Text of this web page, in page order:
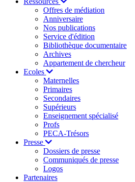
Offres de médiation
Anniversaire
Nos publications
Service d'édition
Bibliothèque documentaire
Archives
Appartement de chercheur
Ecoles
Maternelles
Primaires
Secondaires
Supérieurs
Enseignement spécialisé
Profs
PECA-Trésors
Presse
Dossiers de presse
Communiqués de presse
Logos
Partenaires